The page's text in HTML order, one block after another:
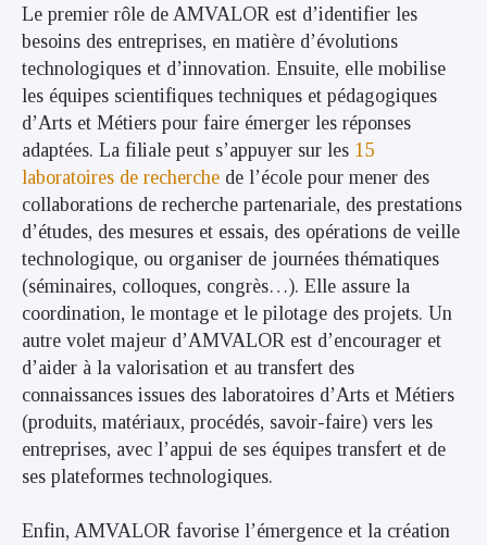
Le premier rôle de AMVALOR est d’identifier les
besoins des entreprises, en matière d’évolutions
technologiques et d’innovation. Ensuite, elle mobilise
les équipes scientifiques techniques et pédagogiques
d’Arts et Métiers pour faire émerger les réponses
adaptées. La filiale peut s’appuyer sur les 15
laboratoires de recherche de l’école pour mener des
collaborations de recherche partenariale, des prestations
d’études, des mesures et essais, des opérations de veille
technologique, ou organiser de journées thématiques
(séminaires, colloques, congrès…). Elle assure la
coordination, le montage et le pilotage des projets. Un
autre volet majeur d’AMVALOR est d’encourager et
d’aider à la valorisation et au transfert des
connaissances issues des laboratoires d’Arts et Métiers
(produits, matériaux, procédés, savoir-faire) vers les
entreprises, avec l’appui de ses équipes transfert et de
ses plateformes technologiques.
Enfin, AMVALOR favorise l’émergence et la création